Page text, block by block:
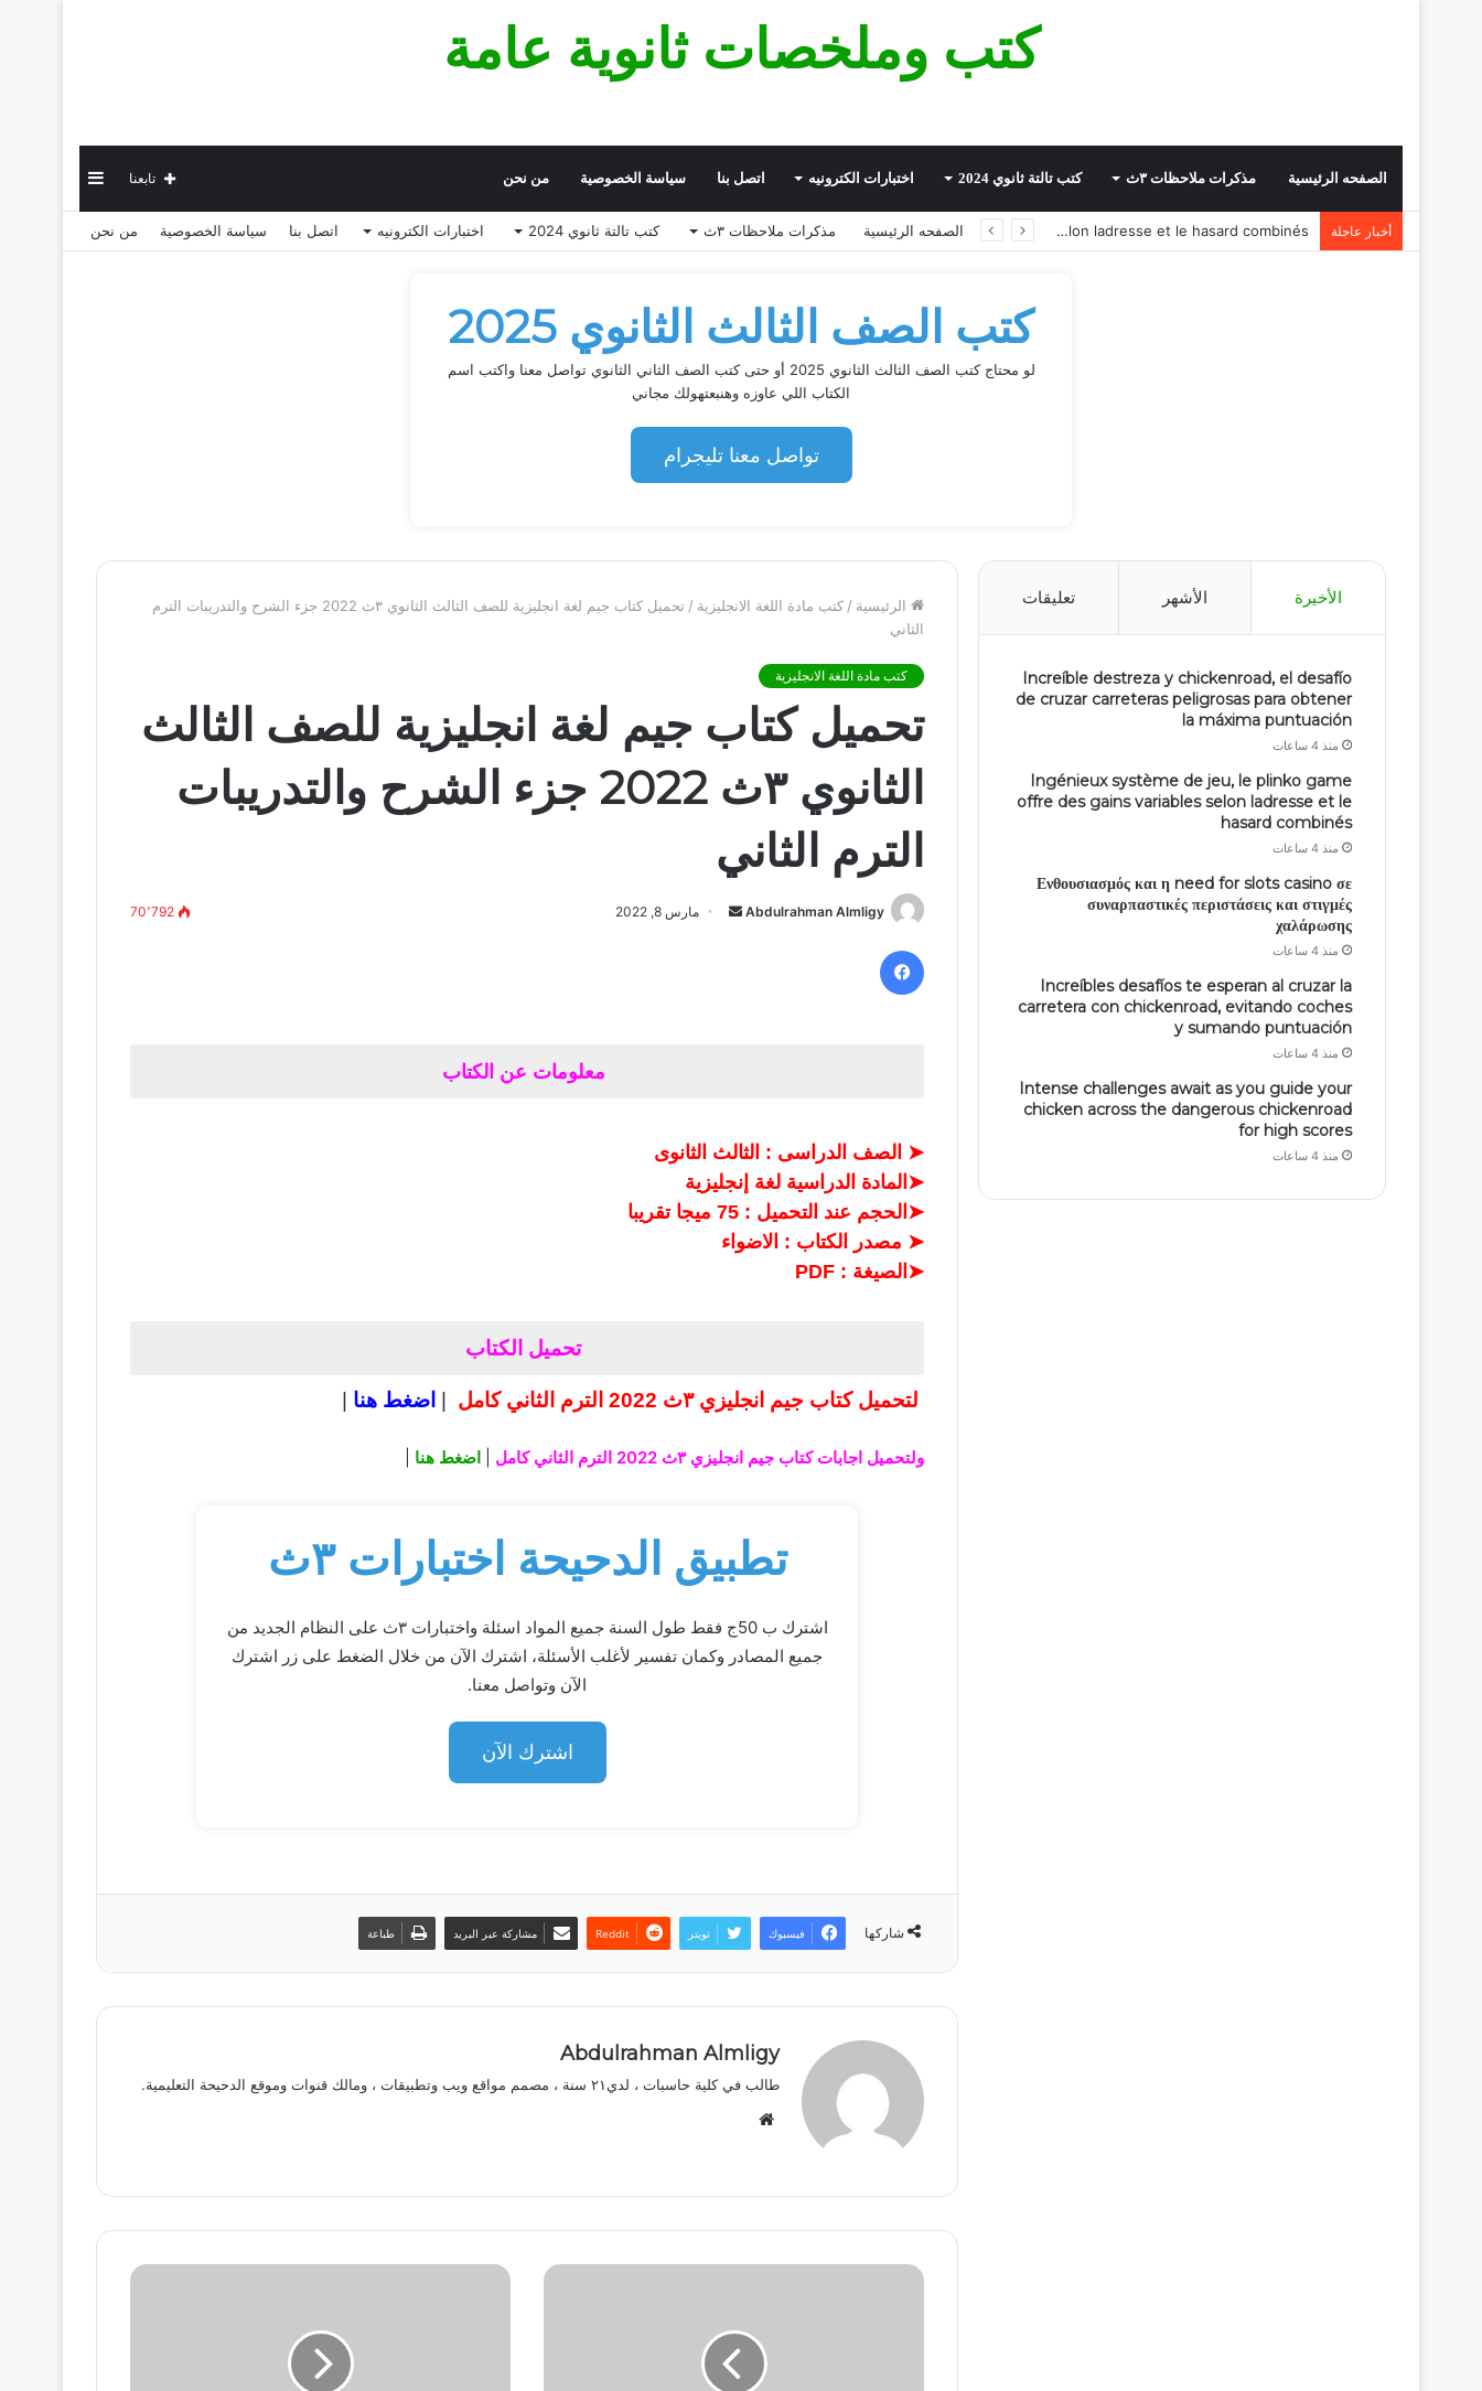
كتب وملخصات ثانوية عامة
الصفحه الرئيسية مذكرات ملاحظات ٣ث كتب تالتة ثانوي 2024 اختبارات الكترونيه اتصل بنا سياسة الخصوصية من نحن إضافة تابعنا
أخبار عاجلة Ingénieux système de jeu, le plinko game offre des gains variables selon ladresse et le hasard combinés الصفحه الرئيسية مذكرات ملاحظات ٣ث كتب تالتة ثانوي 2024 اختبارات الكترونيه اتصل بنا سياسة الخصوصية من نحن
كتب الصف الثالث الثانوي 2025
لو محتاج كتب الصف الثالث الثانوي 2025 أو حتى كتب الصف الثاني الثانوي تواصل معنا واكتب اسم
الكتاب اللي عاوزه وهنبعتهولك مجاني
تواصل معنا تليجرام
الرئيسية / كتب مادة اللغة الانجليزية /
تحميل كتاب جيم لغة انجليزية للصف الثالث الثانوي ٣ث 2022 جزء الشرح والتدريبات الترم
الثاني
كتب مادة اللغة الانجليزية
تحميل كتاب جيم لغة انجليزية للصف الثالث
الثانوي ٣ث 2022 جزء الشرح والتدريبات
الترم الثاني
Abdulrahman Almligy
أرسل مارس 8, 2022 70٬792
معلومات عن الكتاب
➤ الصف الدراسى : الثالث الثانوى
➤ المادة الدراسية لغة إنجليزية
➤ الحجم عند التحميل : 75 ميجا تقريبا
➤ مصدر الكتاب : الاضواء
➤ الصيغة : PDF
تحميل الكتاب
لتحميل كتاب جيم انجليزي ٣ث 2022 الترم الثاني كامل اضغط هنا
ولتحميل اجابات كتاب جيم انجليزي ٣ث 2022 الترم الثاني كامل اضغط هنا
تطبيق الدحيحة اختبارات ٣ث
اشترك ب 50ج فقط طول السنة جميع المواد اسئلة واختبارات ٣ث على النظام الجديد من
جميع المصادر وكمان تفسير لأغلب الأسئلة، اشترك الآن من خلال الضغط على زر اشترك
الآن وتواصل معنا.
اشترك الآن
شاركها فيسبوك تويتر مشاركة عبر البريد طباعة
Abdulrahman Almligy
طالب في كلية حاسبات ، لدي٢١ سنة ، مصمم مواقع ويب وتطبيقات ، ومالك قنوات وموقع الدحيحة التعليمية.
الأخيرة الأشهر تعليقات
Increíble destreza y chickenroad, el desafío
de cruzar carreteras peligrosas para obtener
la máxima puntuación
منذ 4 ساعات
Ingénieux système de jeu, le plinko game
offre des gains variables selon ladresse et le
hasard combinés
منذ 4 ساعات
Ενθουσιασμός και η need for slots casino σε
συναρπαστικές περιστάσεις και στιγμές
χαλάρωσης
منذ 4 ساعات
Increíbles desafíos te esperan al cruzar la
carretera con chickenroad, evitando coches
y sumando puntuación
منذ 4 ساعات
Intense challenges await as you guide your
chicken across the dangerous chickenroad
for high scores
منذ 4 ساعات